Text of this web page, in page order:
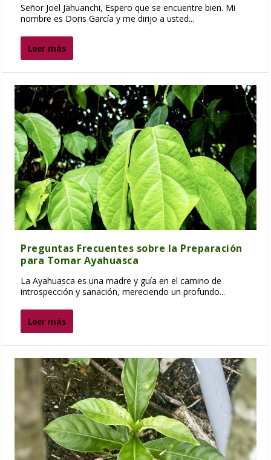
Señor Joel Jahuanchi, Espero que se encuentre bien. Mi
nombre es Doris García y me dirijo a usted...
Leer más
Preguntas Frecuentes sobre la Preparación
para Tomar Ayahuasca
La Ayahuasca es una madre y guía en el camino de
introspección y sanación, mereciendo un profundo...
Leer más